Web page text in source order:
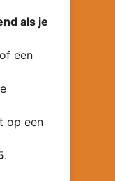
als je
of een
op een
.